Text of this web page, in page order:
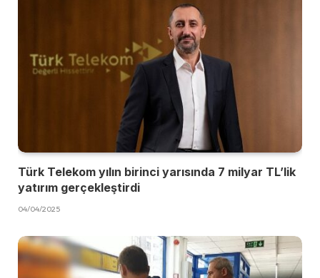
Türk Telekom yılın birinci yarısında 7 milyar TL’lik
yatırım gerçekleştirdi
04/04/2025